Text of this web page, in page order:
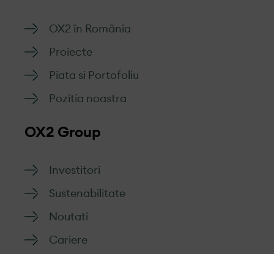
OX2 în România
Proiecte
Piata si Portofoliu
Pozitia noastra
OX2 Group
Investitori
Sustenabilitate
Noutati
Cariere